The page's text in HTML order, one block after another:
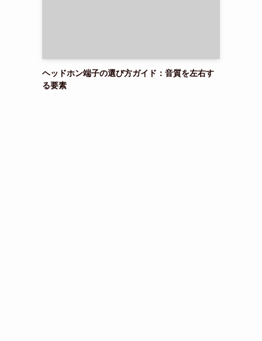
ヘッドホン端子の選び方ガイド：音質を左右す
る要素